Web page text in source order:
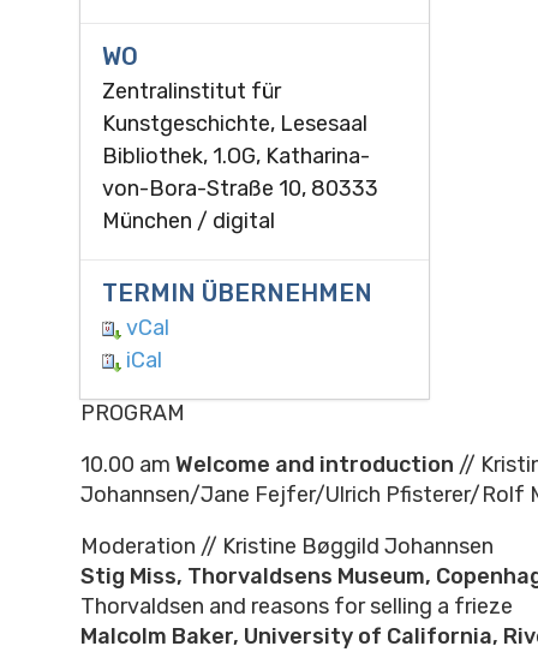
WO
Zentralinstitut für
Kunstgeschichte, Lesesaal
Bibliothek, 1.OG, Katharina-
von-Bora-Straße 10, 80333
München / digital
TERMIN ÜBERNEHMEN
vCal
iCal
PROGRAM
10.00 am Welcome and introduction //
Johannsen/Jane Fejfer/Ulrich Pfisterer/Rolf
Moderation // Kristine Bøggild Johannsen
Stig Miss, Thorvaldsens Museum,
Thorvaldsen and reasons for selling a frieze
Malcolm Baker, University of California,